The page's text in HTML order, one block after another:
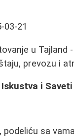
03-21
u Tajland
prevozu i
i
sa